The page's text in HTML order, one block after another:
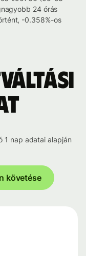
24 órás
-0.358%-os
1 nap adatai alapján
követése